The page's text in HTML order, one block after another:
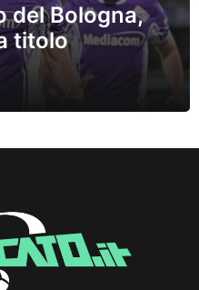
del Bologna,
titolo